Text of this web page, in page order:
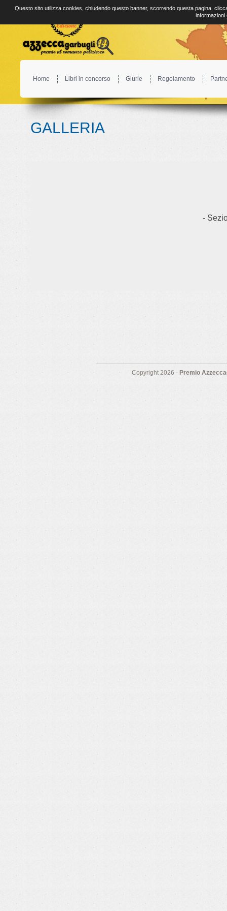
Home Libri in concorso Giurie Regolamento
GALLERIA
-
Copyright 2026 - Premio
Questo sito utilizza cookies, chiudendo questo banner, scorrendo questa pagina,
informazioni